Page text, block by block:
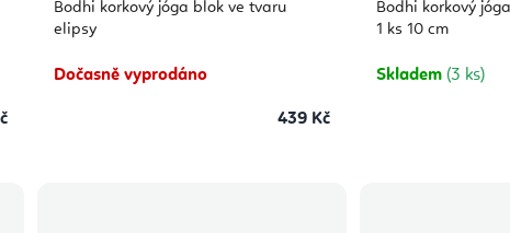
Bodhi korkový jóga blok ve tvaru
elipsy
je
hvězdiček.
Dočasně vyprodáno
439 Kč
Bodhi korkový
1 ks 10 cm
je
Skladem (3 ks)